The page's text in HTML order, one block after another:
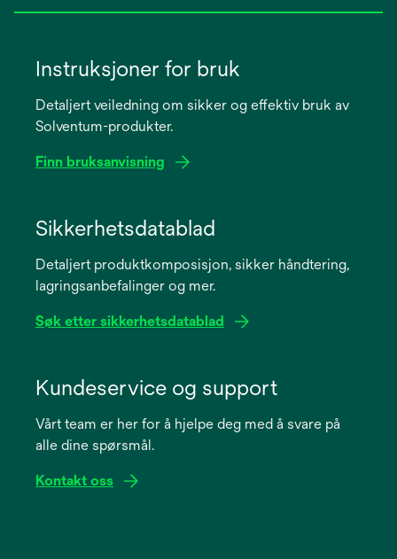
Instruksjoner for bruk
Detaljert veiledning om sikker og effektiv bruk av
Solventum-produkter.
Finn bruksanvisning
new
Sikkerhetsdatablad
Detaljert produktkomposisjon, sikker håndtering,
lagringsanbefalinger og mer.
Søk etter sikkerhetsdatablad
new
Kundeservice og support
Vårt team er her for å hjelpe deg med å svare på
alle dine spørsmål.
Kontakt oss